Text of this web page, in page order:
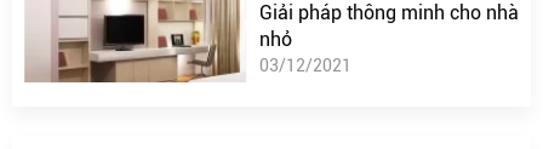
Giải pháp thông minh cho nhà
nhỏ
03/12/2021